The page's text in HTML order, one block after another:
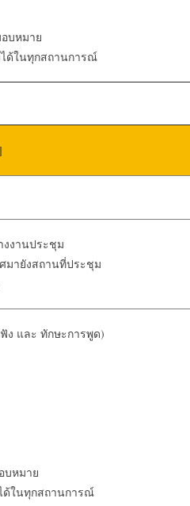
บหมาย
ด้ในทุกสถานการณ์
งงานประชุม
มายังสถานที่ประชุม
ง และ ทักษะการพูด)
บหมาย
ด้ในทุกสถานการณ์